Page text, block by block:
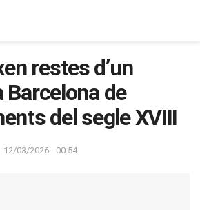
restes d’un
Barcelona de
del segle XVIII
12/03/2026 - 00:54